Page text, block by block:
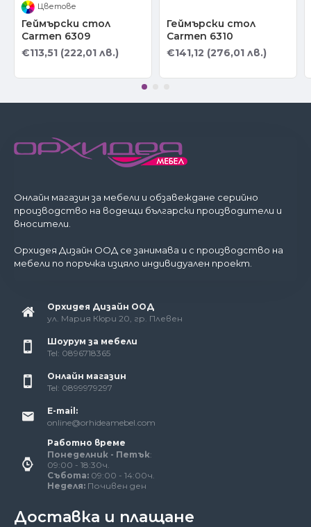
Цветове
Геймърски стол
Carmen 6309
€113,51 (222,01 лв.)
Геймърски стол
Carmen 6310
€141,12 (276,01 лв.)
Онлайн магазин за мебели и обзавеждане серийно
производство на водещи български производители и
вносители.
Орхидея Дизайн ООД се занимава и с производство на
мебели по поръчка изцяло индивидуален проект.
Орхидея Дизайн ООД
ул. Мария Кюри 20, гр. Плевен
Шоурум за мебели
Tel: 0896718365
Онлайн магазин
Tel: 0899979297
E-mail:
online@orhideamebel.com
Работно време
Понеделник - Петък:
09:00 - 18:30ч.
Събота: 09:00 - 14:00ч.
Неделя: Почивен ден
Доставка и плащане